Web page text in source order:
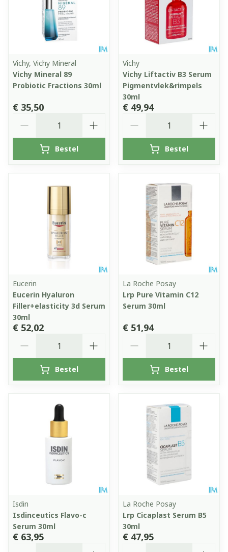
Vichy, Vichy Mineral
Vichy Mineral 89
Probiotic Fractions 30ml
€ 35,50
Bestel
Vichy
Vichy Liftactiv B3 Serum
Pigmentvlek&rimpels
30ml
€ 49,94
Bestel
Eucerin
Eucerin Hyaluron
Filler+elasticity 3d Serum
30ml
€ 52,02
Bestel
La Roche Posay
Lrp Pure Vitamin C12
Serum 30ml
€ 51,94
Bestel
Isdin
Isdinceutics Flavo-c
Serum 30ml
€ 63,95
La Roche Posay
Lrp Cicaplast Serum B5
30ml
€ 47,95